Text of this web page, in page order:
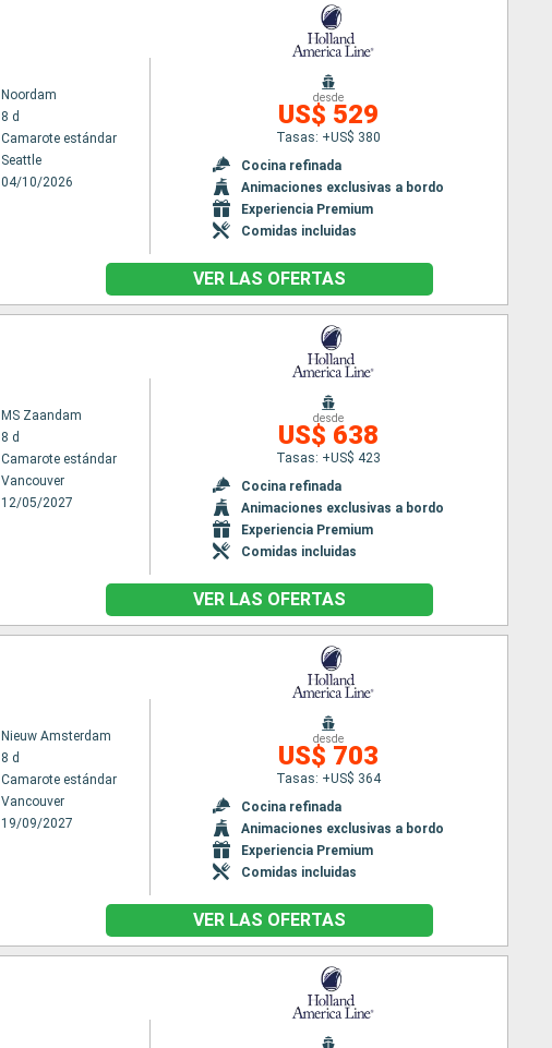
Noordam
8 d
Camarote estándar
Seattle
04/10/2026
desde
US$ 529
Tasas: +US$ 380
Cocina refinada
Animaciones exclusivas a bordo
Experiencia Premium
Comidas incluidas
VER LAS OFERTAS
MS Zaandam
8 d
Camarote estándar
Vancouver
12/05/2027
desde
US$ 638
Tasas: +US$ 423
Cocina refinada
Animaciones exclusivas a bordo
Experiencia Premium
Comidas incluidas
VER LAS OFERTAS
Nieuw Amsterdam
8 d
Camarote estándar
Vancouver
19/09/2027
desde
US$ 703
Tasas: +US$ 364
Cocina refinada
Animaciones exclusivas a bordo
Experiencia Premium
Comidas incluidas
VER LAS OFERTAS